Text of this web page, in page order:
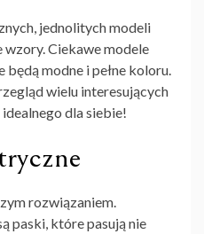
jednolitych modeli
Ciekawe modele
modne i pełne koloru.
wielu interesujących
dla siebie!
rozwiązaniem.
paski, które pasują nie